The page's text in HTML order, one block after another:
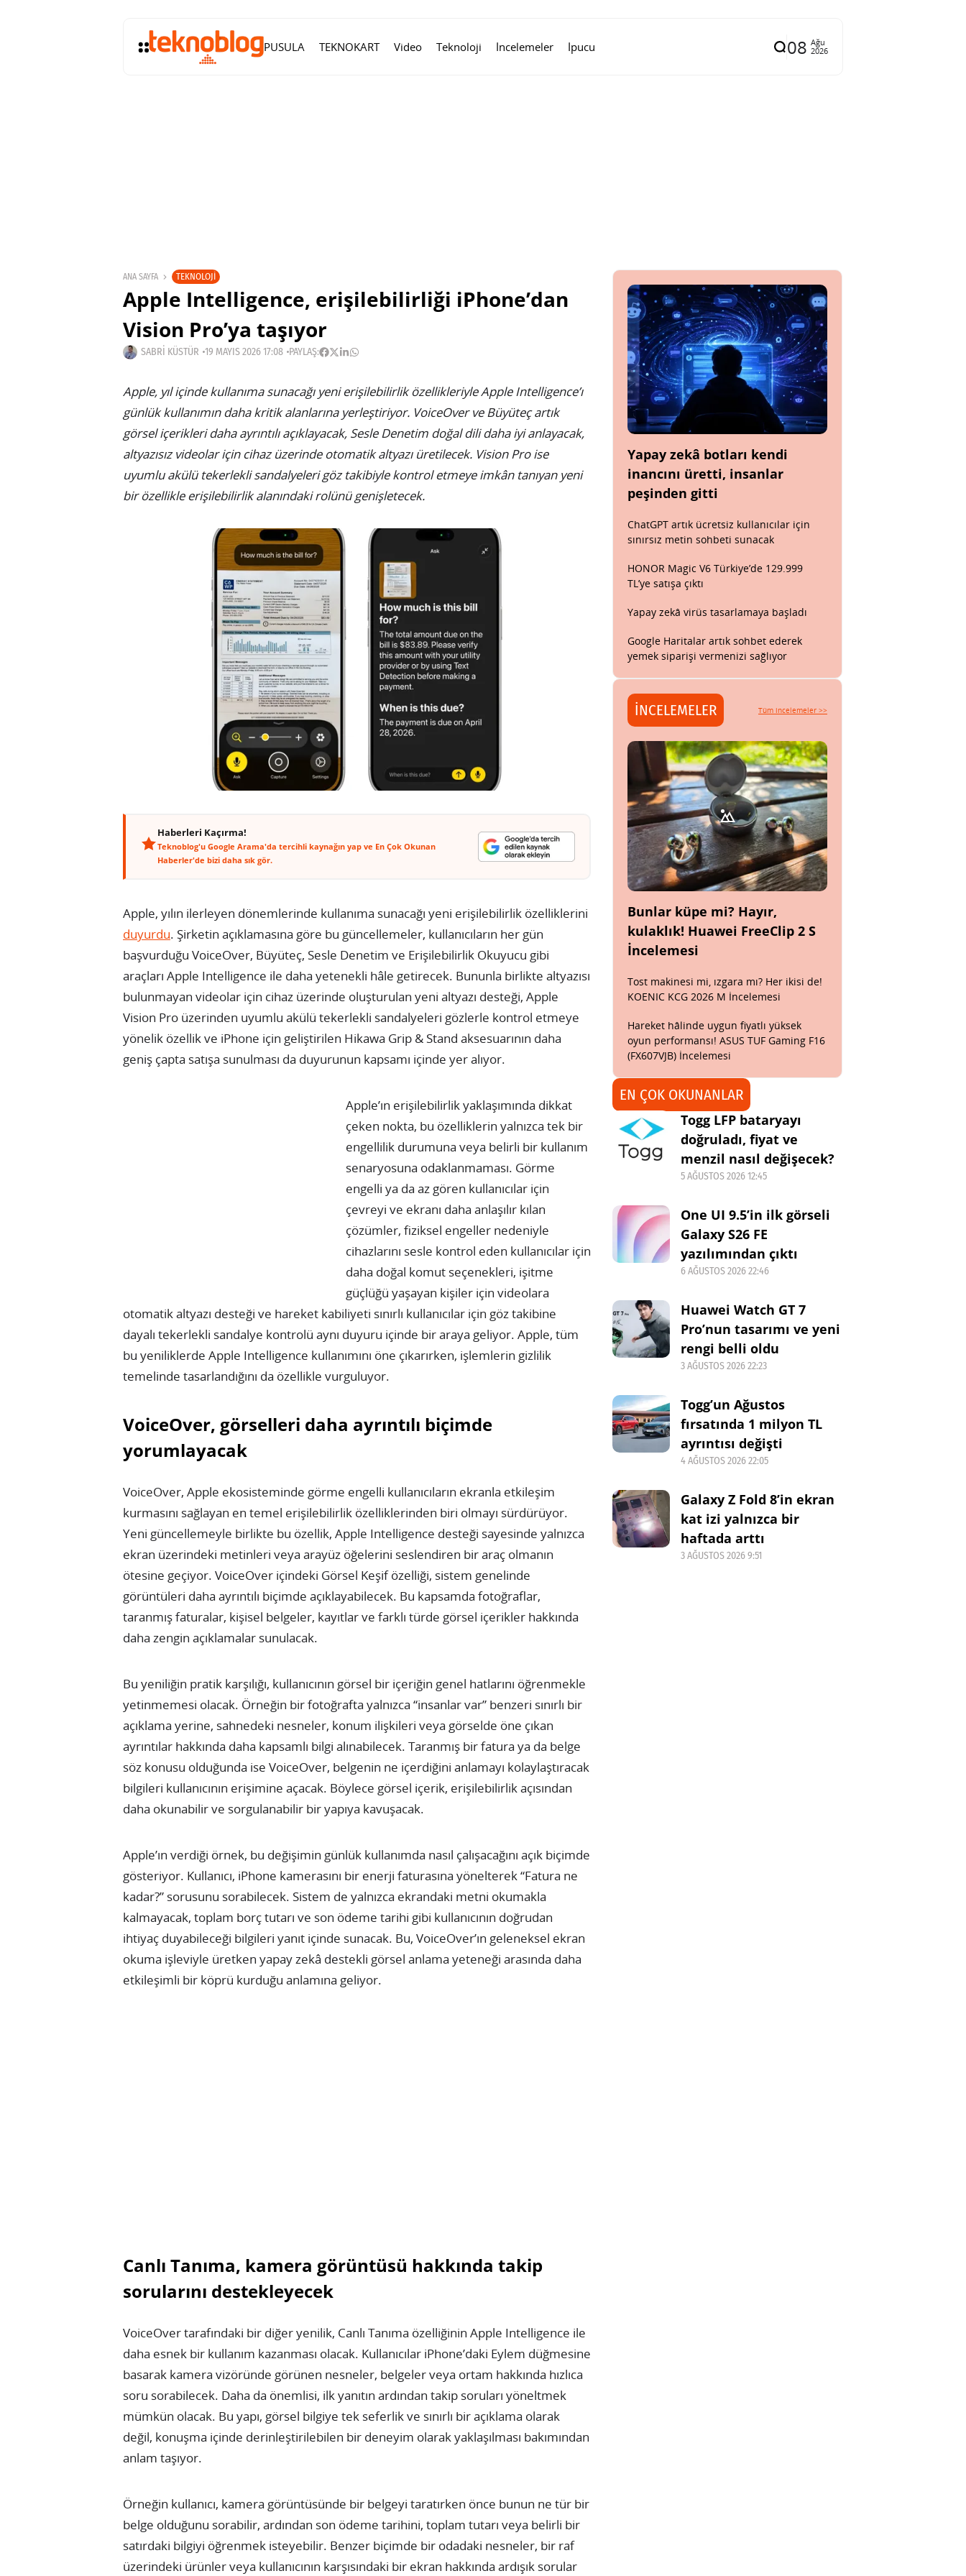
PUSULA TEKNOKART Video Teknoloji İncelemeler İpucu 08 Ağu
2026
ANA SAYFA TEKNOLOJI
Apple Intelligence, erişilebilirliği iPhone’dan
Vision Pro’ya taşıyor
SABRI KÜSTÜR 19 MAYIS 2026 17:08 PAYLAŞ:
Apple, yıl içinde kullanıma sunacağı yeni erişilebilirlik özellikleriyle Apple Intelligence’ı
günlük kullanımın daha kritik alanlarına yerleştiriyor. VoiceOver ve Büyüteç artık
görsel içerikleri daha ayrıntılı açıklayacak, Sesle Denetim doğal dili daha iyi anlayacak,
altyazısız videolar için cihaz üzerinde otomatik altyazı üretilecek. Vision Pro ise
uyumlu akülü tekerlekli sandalyeleri göz takibiyle kontrol etmeye imkân tanıyan yeni
bir özellikle erişilebilirlik alanındaki rolünü genişletecek.
Haberleri Kaçırma!
Teknoblog'u Google Arama'da tercihli kaynağın yap ve En Çok Okunan
Haberler'de bizi daha sık gör.
Apple, yılın ilerleyen dönemlerinde kullanıma sunacağı yeni erişilebilirlik özelliklerini
duyurdu. Şirketin açıklamasına göre bu güncellemeler, kullanıcıların her gün
başvurduğu VoiceOver, Büyüteç, Sesle Denetim ve Erişilebilirlik Okuyucu gibi
araçları Apple Intelligence ile daha yetenekli hâle getirecek. Bununla birlikte altyazısı
bulunmayan videolar için cihaz üzerinde oluşturulan yeni altyazı desteği, Apple
Vision Pro üzerinden uyumlu akülü tekerlekli sandalyeleri gözlerle kontrol etmeye
yönelik özellik ve iPhone için geliştirilen Hikawa Grip & Stand aksesuarının daha
geniş çapta satışa sunulması da duyurunun kapsamı içinde yer alıyor.
Apple’ın erişilebilirlik yaklaşımında dikkat
çeken nokta, bu özelliklerin yalnızca tek bir
engellilik durumuna veya belirli bir kullanım
senaryosuna odaklanmaması. Görme
engelli ya da az gören kullanıcılar için
çevreyi ve ekranı daha anlaşılır kılan
çözümler, fiziksel engeller nedeniyle
cihazlarını sesle kontrol eden kullanıcılar için
daha doğal komut seçenekleri, işitme
güçlüğü yaşayan kişiler için videolara
otomatik altyazı desteği ve hareket kabiliyeti sınırlı kullanıcılar için göz takibine
dayalı tekerlekli sandalye kontrolü aynı duyuru içinde bir araya geliyor. Apple, tüm
bu yeniliklerde Apple Intelligence kullanımını öne çıkarırken, işlemlerin gizlilik
temelinde tasarlandığını da özellikle vurguluyor.
VoiceOver, görselleri daha ayrıntılı biçimde
yorumlayacak
VoiceOver, Apple ekosisteminde görme engelli kullanıcıların ekranla etkileşim
kurmasını sağlayan en temel erişilebilirlik özelliklerinden biri olmayı sürdürüyor.
Yeni güncellemeyle birlikte bu özellik, Apple Intelligence desteği sayesinde yalnızca
ekran üzerindeki metinleri veya arayüz öğelerini seslendiren bir araç olmanın
ötesine geçiyor. VoiceOver içindeki Görsel Keşif özelliği, sistem genelinde
görüntüleri daha ayrıntılı biçimde açıklayabilecek. Bu kapsamda fotoğraflar,
taranmış faturalar, kişisel belgeler, kayıtlar ve farklı türde görsel içerikler hakkında
daha zengin açıklamalar sunulacak.
Bu yeniliğin pratik karşılığı, kullanıcının görsel bir içeriğin genel hatlarını öğrenmekle
yetinmemesi olacak. Örneğin bir fotoğrafta yalnızca “insanlar var” benzeri sınırlı bir
açıklama yerine, sahnedeki nesneler, konum ilişkileri veya görselde öne çıkan
ayrıntılar hakkında daha kapsamlı bilgi alınabilecek. Taranmış bir fatura ya da belge
söz konusu olduğunda ise VoiceOver, belgenin ne içerdiğini anlamayı kolaylaştıracak
bilgileri kullanıcının erişimine açacak. Böylece görsel içerik, erişilebilirlik açısından
daha okunabilir ve sorgulanabilir bir yapıya kavuşacak.
Apple’ın verdiği örnek, bu değişimin günlük kullanımda nasıl çalışacağını açık biçimde
gösteriyor. Kullanıcı, iPhone kamerasını bir enerji faturasına yönelterek “Fatura ne
kadar?” sorusunu sorabilecek. Sistem de yalnızca ekrandaki metni okumakla
kalmayacak, toplam borç tutarı ve son ödeme tarihi gibi kullanıcının doğrudan
ihtiyaç duyabileceği bilgileri yanıt içinde sunacak. Bu, VoiceOver’ın geleneksel ekran
okuma işleviyle üretken yapay zekâ destekli görsel anlama yeteneği arasında daha
etkileşimli bir köprü kurduğu anlamına geliyor.
Canlı Tanıma, kamera görüntüsü hakkında takip
sorularını destekleyecek
VoiceOver tarafındaki bir diğer yenilik, Canlı Tanıma özelliğinin Apple Intelligence ile
daha esnek bir kullanım kazanması olacak. Kullanıcılar iPhone’daki Eylem düğmesine
basarak kamera vizöründe görünen nesneler, belgeler veya ortam hakkında hızlıca
soru sorabilecek. Daha da önemlisi, ilk yanıtın ardından takip soruları yöneltmek
mümkün olacak. Bu yapı, görsel bilgiye tek seferlik ve sınırlı bir açıklama olarak
değil, konuşma içinde derinleştirilebilen bir deneyim olarak yaklaşılması bakımından
anlam taşıyor.
Örneğin kullanıcı, kamera görüntüsünde bir belgeyi taratırken önce bunun ne tür bir
belge olduğunu sorabilir, ardından son ödeme tarihini, toplam tutarı veya belirli bir
satırdaki bilgiyi öğrenmek isteyebilir. Benzer biçimde bir odadaki nesneler, bir raf
üzerindeki ürünler veya kullanıcının karşısındaki bir ekran hakkında ardışık sorular
Yapay zekâ botları kendi
inancını üretti, insanlar
peşinden gitti
ChatGPT artık ücretsiz kullanıcılar için
sınırsız metin sohbeti sunacak
HONOR Magic V6 Türkiye’de 129.999
TL’ye satışa çıktı
Yapay zekâ virüs tasarlamaya başladı
Google Haritalar artık sohbet ederek
yemek siparişi vermenizi sağlıyor
İNCELEMELER Tüm incelemeler >>
Bunlar küpe mi? Hayır,
kulaklık! Huawei FreeClip 2 S
İncelemesi
Tost makinesi mi, ızgara mı? Her ikisi de!
KOENIC KCG 2026 M İncelemesi
Hareket hâlinde uygun fiyatlı yüksek
oyun performansı! ASUS TUF Gaming F16
(FX607VJB) İncelemesi
EN ÇOK OKUNANLAR
Togg LFP bataryayı
doğruladı, fiyat ve
menzil nasıl değişecek?
5 AĞUSTOS 2026 12:45
One UI 9.5’in ilk görseli
Galaxy S26 FE
yazılımından çıktı
6 AĞUSTOS 2026 22:46
Huawei Watch GT 7
Pro’nun tasarımı ve yeni
rengi belli oldu
3 AĞUSTOS 2026 22:23
Togg’un Ağustos
fırsatında 1 milyon TL
ayrıntısı değişti
4 AĞUSTOS 2026 22:05
Galaxy Z Fold 8’in ekran
kat izi yalnızca bir
haftada arttı
3 AĞUSTOS 2026 9:51